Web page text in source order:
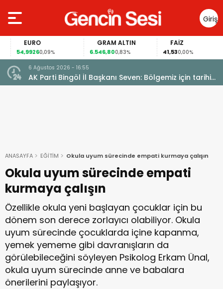
Giriş
Yap
EURO
54,99260,09%
GRAM ALTIN
6.546,800,83%
FAİZ
41,530,00%
6 Ağustos 2026 - 16:55
AK Parti Bingöl İl Başkanı Seven: Bölgemiz için tarihi
fırsat pencereleri açılıyor
ANASAYFA EĞİTİM Okula uyum sürecinde empati kurmaya çalışın
Okula uyum sürecinde empati
kurmaya çalışın
Özellikle okula yeni başlayan çocuklar için bu
dönem son derece zorlayıcı olabiliyor. Okula
uyum sürecinde çocuklarda içine kapanma,
yemek yememe gibi davranışların da
görülebileceğini söyleyen Psikolog Erkam Ünal,
okula uyum sürecinde anne ve babalara
önerilerini paylaşıyor.